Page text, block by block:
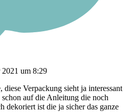
2021 um 8:29
Verpackung sieht ja interessant
auf die Anleitung die noch
dekoriert ist die ja sicher das ganze